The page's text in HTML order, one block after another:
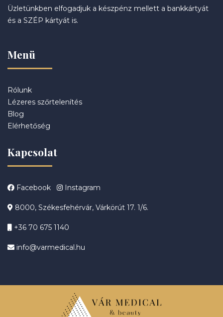
Üzletünkben elfogadjuk a készpénz mellett a bankkártyát
és a SZÉP kártyát is.
Menü
Rólunk
Lézeres szőrtelenítés
Blog
Elérhetőség
Kapcsolat
Facebook Instagram
8000, Székesfehérvár, Várkörút 17. 1/6.
+36 70 675 1140
info@varmedical.hu